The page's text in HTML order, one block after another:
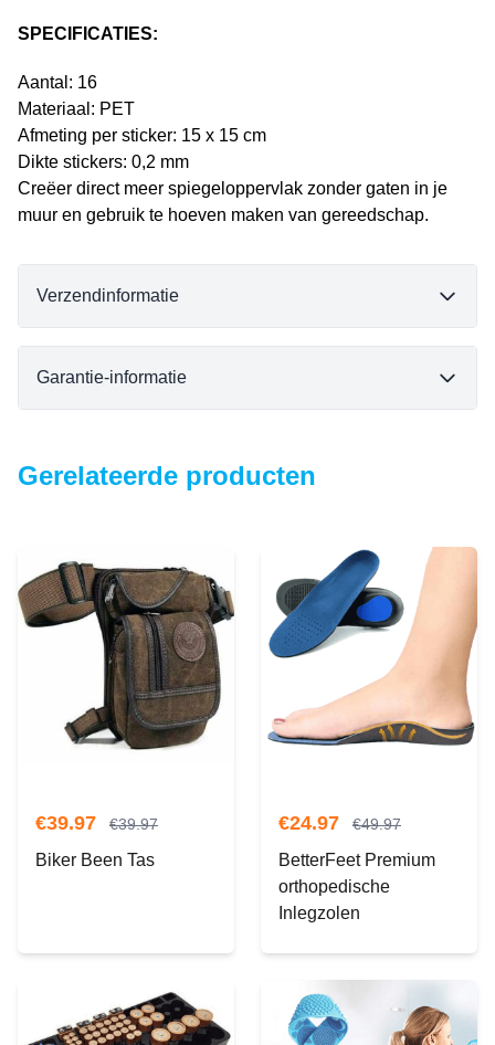
SPECIFICATIES:
Aantal: 16
Materiaal: PET
Afmeting per sticker: 15 x 15 cm
Dikte stickers: 0,2 mm
Creëer direct meer spiegeloppervlak zonder gaten in je
muur en gebruik te hoeven maken van gereedschap.
Verzendinformatie
Garantie-informatie
Gerelateerde producten
€39.97 €39.97
Biker Been Tas
€24.97 €49.97
BetterFeet Premium
orthopedische
Inlegzolen